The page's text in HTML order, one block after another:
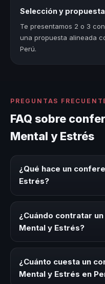
Selección y propuesta
Te presentamos 2 o 3
una propuesta alineada
Perú.
PREGUNTAS
FAQ sobre
Mental y Estrés
¿Qué hace un
Estrés?
que comparte
sobre este tema en
y seminarios. Su objetivo
y herramientas aplicables
¿Cuándo contratar
Mental y Estrés?
Estrés para kick-offs,
de desarrollo, eventos
organización necesita
¿Cuánto cuesta un
Mental y Estrés en